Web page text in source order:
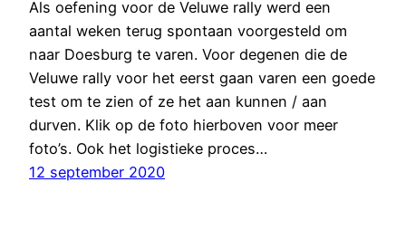
Als oefening voor de Veluwe rally werd een
aantal weken terug spontaan voorgesteld om
naar Doesburg te varen. Voor degenen die de
Veluwe rally voor het eerst gaan varen een goede
test om te zien of ze het aan kunnen / aan
durven. Klik op de foto hierboven voor meer
foto’s. Ook het logistieke proces…
12 september 2020